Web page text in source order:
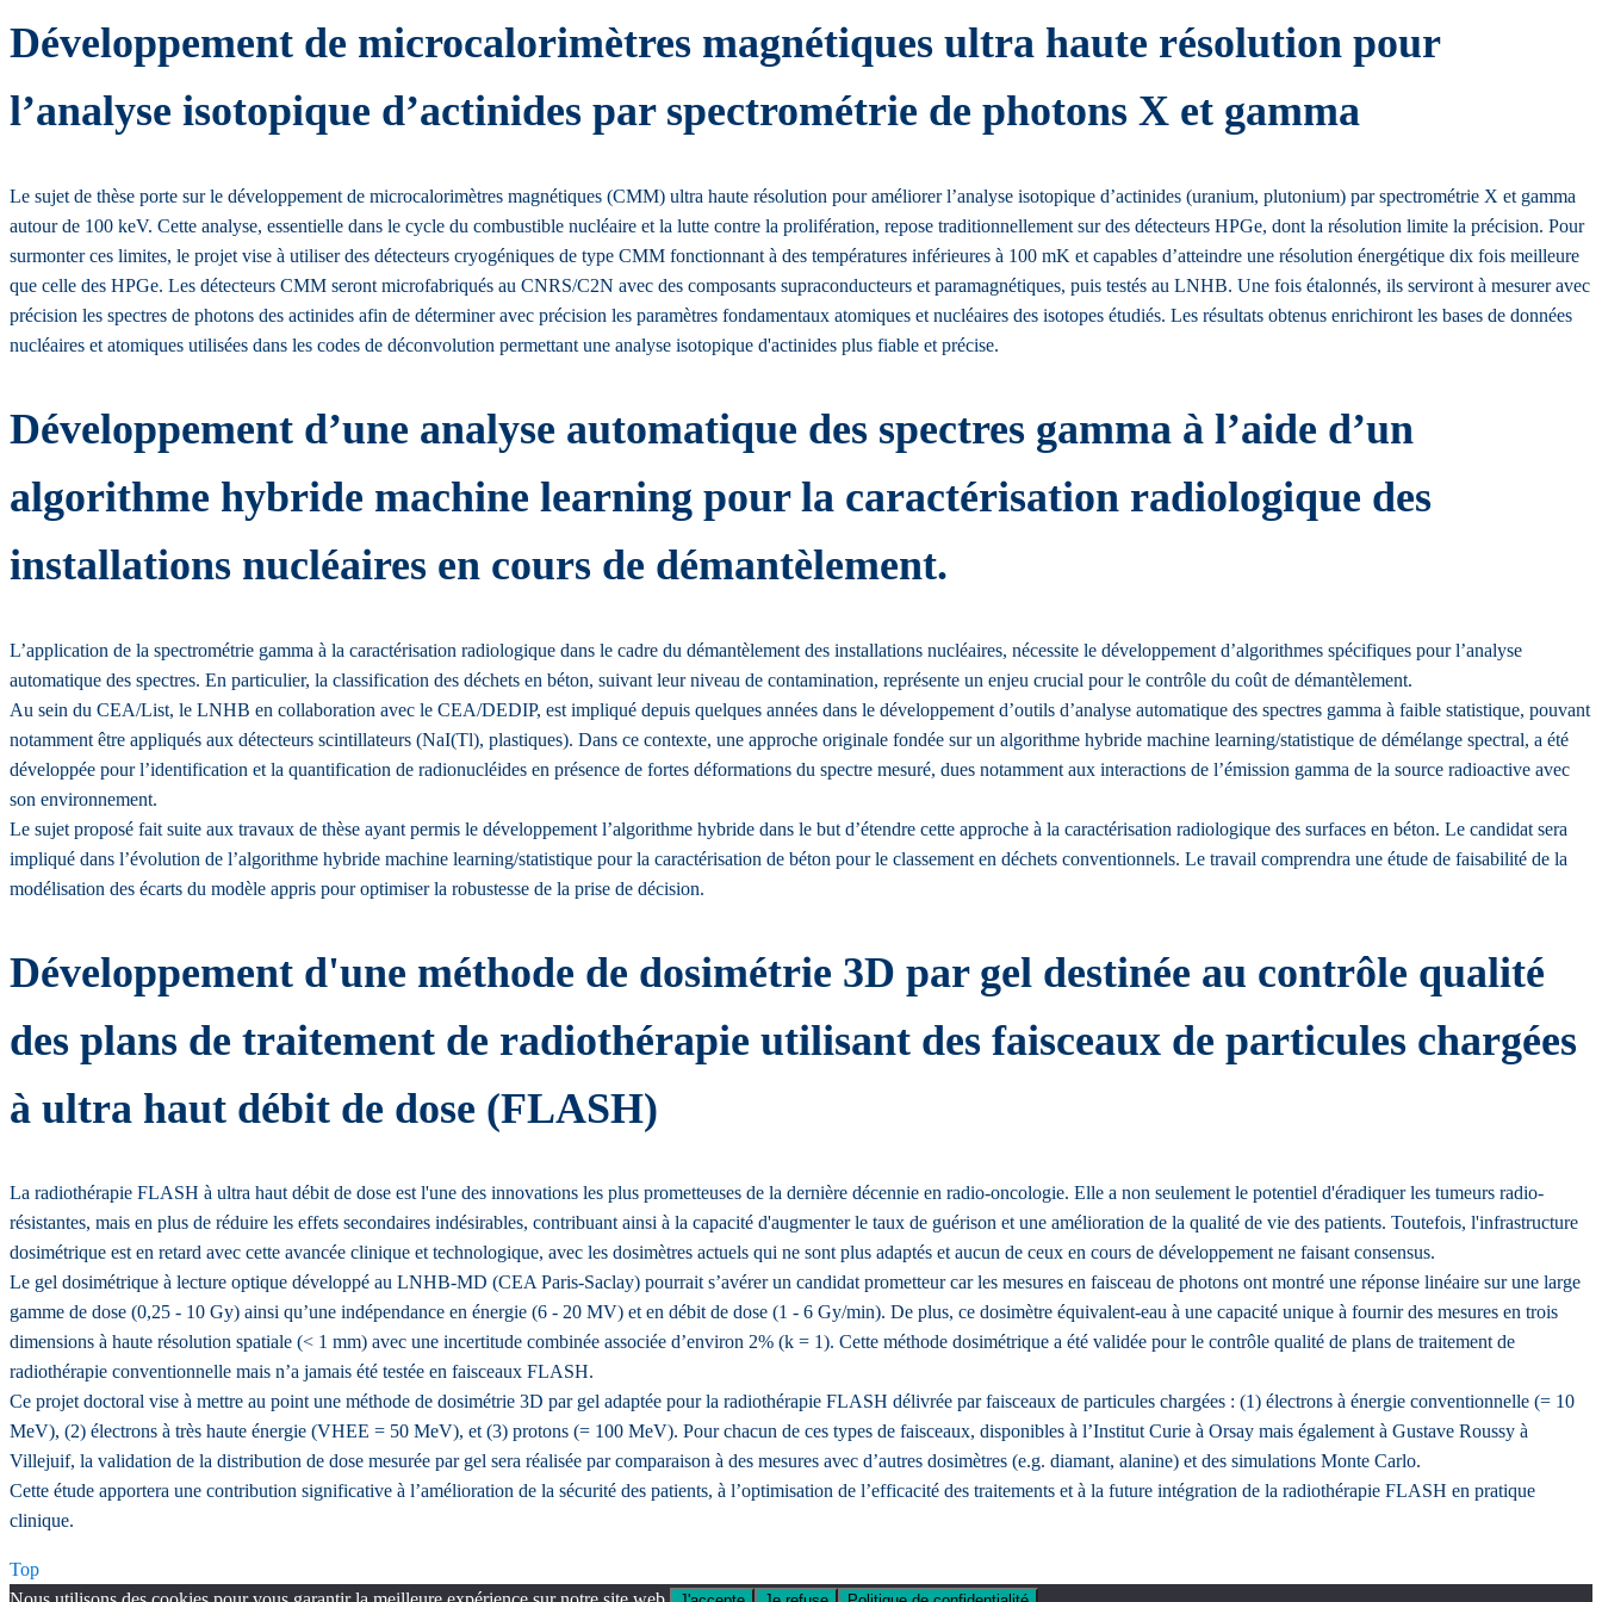
Développement de microcalorimètres magnétiques ultra haute résolution pour
l’analyse isotopique d’actinides par spectrométrie de photons X et gamma
Le sujet de thèse porte sur le développement de microcalorimètres magnétiques (CMM) ultra haute résolution pour améliorer l’analyse isotopique d’actinides (uranium, plutonium) par spectrométrie X et gamma
autour de 100 keV. Cette analyse, essentielle dans le cycle du combustible nucléaire et la lutte contre la prolifération, repose traditionnellement sur des détecteurs HPGe, dont la résolution limite la précision. Pour
surmonter ces limites, le projet vise à utiliser des détecteurs cryogéniques de type CMM fonctionnant à des températures inférieures à 100 mK et capables d’atteindre une résolution énergétique dix fois meilleure
que celle des HPGe. Les détecteurs CMM seront microfabriqués au CNRS/C2N avec des composants supraconducteurs et paramagnétiques, puis testés au LNHB. Une fois étalonnés, ils serviront à mesurer avec
précision les spectres de photons des actinides afin de déterminer avec précision les paramètres fondamentaux atomiques et nucléaires des isotopes étudiés. Les résultats obtenus enrichiront les bases de données
nucléaires et atomiques utilisées dans les codes de déconvolution permettant une analyse isotopique d'actinides plus fiable et précise.
Développement d’une analyse automatique des spectres gamma à l’aide d’un
algorithme hybride machine learning pour la caractérisation radiologique des
installations nucléaires en cours de démantèlement.
L’application de la spectrométrie gamma à la caractérisation radiologique dans le cadre du démantèlement des installations nucléaires, nécessite le développement d’algorithmes spécifiques pour l’analyse
automatique des spectres. En particulier, la classification des déchets en béton, suivant leur niveau de contamination, représente un enjeu crucial pour le contrôle du coût de démantèlement.
Au sein du CEA/List, le LNHB en collaboration avec le CEA/DEDIP, est impliqué depuis quelques années dans le développement d’outils d’analyse automatique des spectres gamma à faible statistique, pouvant
notamment être appliqués aux détecteurs scintillateurs (NaI(Tl), plastiques). Dans ce contexte, une approche originale fondée sur un algorithme hybride machine learning/statistique de démélange spectral, a été
développée pour l’identification et la quantification de radionucléides en présence de fortes déformations du spectre mesuré, dues notamment aux interactions de l’émission gamma de la source radioactive avec
son environnement.
Le sujet proposé fait suite aux travaux de thèse ayant permis le développement l’algorithme hybride dans le but d’étendre cette approche à la caractérisation radiologique des surfaces en béton. Le candidat sera
impliqué dans l’évolution de l’algorithme hybride machine learning/statistique pour la caractérisation de béton pour le classement en déchets conventionnels. Le travail comprendra une étude de faisabilité de la
modélisation des écarts du modèle appris pour optimiser la robustesse de la prise de décision.
Développement d'une méthode de dosimétrie 3D par gel destinée au contrôle qualité
des plans de traitement de radiothérapie utilisant des faisceaux de particules chargées
à ultra haut débit de dose (FLASH)
La radiothérapie FLASH à ultra haut débit de dose est l'une des innovations les plus prometteuses de la dernière décennie en radio-oncologie. Elle a non seulement le potentiel d'éradiquer les tumeurs radio-
résistantes, mais en plus de réduire les effets secondaires indésirables, contribuant ainsi à la capacité d'augmenter le taux de guérison et une amélioration de la qualité de vie des patients. Toutefois, l'infrastructure
dosimétrique est en retard avec cette avancée clinique et technologique, avec les dosimètres actuels qui ne sont plus adaptés et aucun de ceux en cours de développement ne faisant consensus.
Le gel dosimétrique à lecture optique développé au LNHB-MD (CEA Paris-Saclay) pourrait s’avérer un candidat prometteur car les mesures en faisceau de photons ont montré une réponse linéaire sur une large
gamme de dose (0,25 - 10 Gy) ainsi qu’une indépendance en énergie (6 - 20 MV) et en débit de dose (1 - 6 Gy/min). De plus, ce dosimètre équivalent-eau à une capacité unique à fournir des mesures en trois
dimensions à haute résolution spatiale (< 1 mm) avec une incertitude combinée associée d’environ 2% (k = 1). Cette méthode dosimétrique a été validée pour le contrôle qualité de plans de traitement de
radiothérapie conventionnelle mais n’a jamais été testée en faisceaux FLASH.
Ce projet doctoral vise à mettre au point une méthode de dosimétrie 3D par gel adaptée pour la radiothérapie FLASH délivrée par faisceaux de particules chargées : (1) électrons à énergie conventionnelle (= 10
MeV), (2) électrons à très haute énergie (VHEE = 50 MeV), et (3) protons (= 100 MeV). Pour chacun de ces types de faisceaux, disponibles à l’Institut Curie à Orsay mais également à Gustave Roussy à
Villejuif, la validation de la distribution de dose mesurée par gel sera réalisée par comparaison à des mesures avec d’autres dosimètres (e.g. diamant, alanine) et des simulations Monte Carlo.
Cette étude apportera une contribution significative à l’amélioration de la sécurité des patients, à l’optimisation de l’efficacité des traitements et à la future intégration de la radiothérapie FLASH en pratique
clinique.
Top